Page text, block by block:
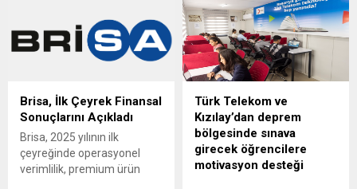
Entertainment ile uzun
soluklu bir iş birliğine imza
attı. Uluslararası
etkinlik yelpazesini
kapsayan daimi sponsorluk
anlaşması, Karnaval’ın
sahne sanatlarına verdiği
desteği de perçinliyor.
amaçlayan “Enerjini
Geleceğe Taşı” projesini
Bursa’da gerçekleştirdi.
Bursa İl Milli Eğitim Müdürü
Gürhan Çokgezer’in
Ortaokulu ile Hürriyet
Ticaret ve Sanayi Odası
İlkokulu’nda düzenlenen
etkinliklerle çocuklar hem
eğlendi hem öğrendi. Proje
Brisa, İlk Çeyrek Finansal
Sonuçlarını Açıkladı
Brisa, 2025 yılının ilk
çeyreğinde operasyonel
verimlilik, premium ürün
Türk Telekom ve
Kızılay’dan deprem
bölgesinde sınava
girecek öğrencilere
motivasyon desteği